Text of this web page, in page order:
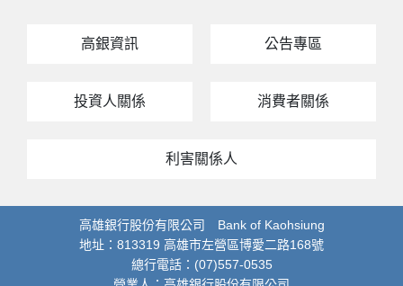
高銀資訊 公告專區
投資人關係 消費者關係
利害關係人
高雄銀行股份有限公司 Bank of Kaohsiung
地址：813319 高雄市左營區博愛二路168號
總行電話：(07)557-0535